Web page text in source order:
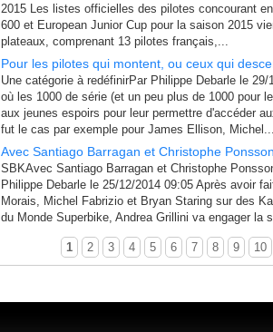
2015 Les listes officielles des pilotes concourant
600 et European Junior Cup pour la saison 2015
plateaux, comprenant 13 pilotes français,...
Pour les pilotes qui montent, ou ceux qui
Une catégorie à redéfinirPar Philippe Debarle le
où les 1000 de série (et un peu plus de 1000 pour
aux jeunes espoirs pour leur permettre d'accéder
fut le cas par exemple pour James Ellison,
Avec Santiago Barragan et Christophe
SBKAvec Santiago Barragan et Christophe
Philippe Debarle le 25/12/2014 09:05 Après avoir
Morais, Michel Fabrizio et Bryan Staring sur des
du Monde Superbike, Andrea Grillini va engager la
1 2 3 4 5 6 7 8 9 10